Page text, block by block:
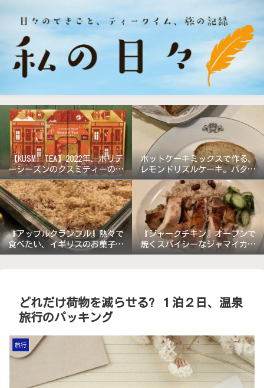
【KUSMI TEA】2022年、ホリデ
ーシーズンのクスミティーのア
ドベントカレンダー『グラン
ド・ホテル』
ホットケーキミックスで作る、
レモンドリズルケーキ。バター
無しで軽めの仕上がり!
『アップルクランブル』熱々で
食べたい、イギリスのお菓子。
《バターなしレシピ》
『ジャークチキン』オーブンで
焼くスパイシーなジャマイカ料
理!!
どれだけ荷物を減らせる? １泊２日、温泉
旅行のパッキング
旅行